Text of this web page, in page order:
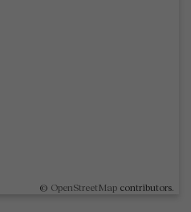
© OpenStreetMap contributors.